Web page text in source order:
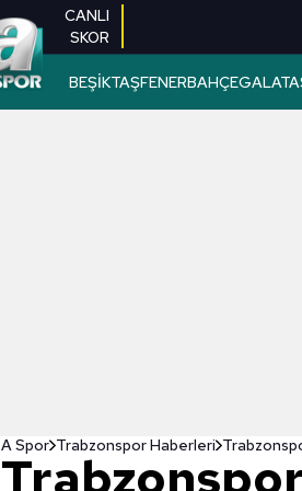
CANLI
SKOR
BEŞİKTAŞFENERBAHÇE
A Spor Trabzonspor Haberleri